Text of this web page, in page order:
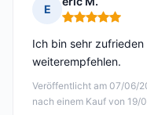
E
Hinweis: 5 von 5
Veröffentlicht am 07/06/
nach einem Kauf von 19/
Ich bin sehr
weiterempfehlen.